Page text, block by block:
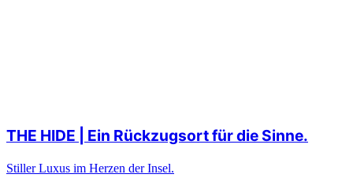
THE HIDE | Ein Rückzugsort für die Sinne.
Stiller Luxus im Herzen der Insel.